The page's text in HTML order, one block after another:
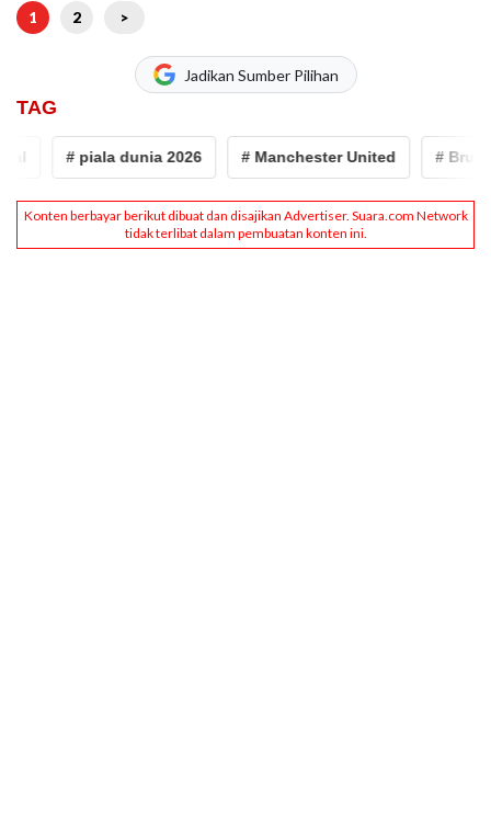
1 2 >
Jadikan Sumber Pilihan
TAG
# piala dunia 2026 # Manchester United # Bruno